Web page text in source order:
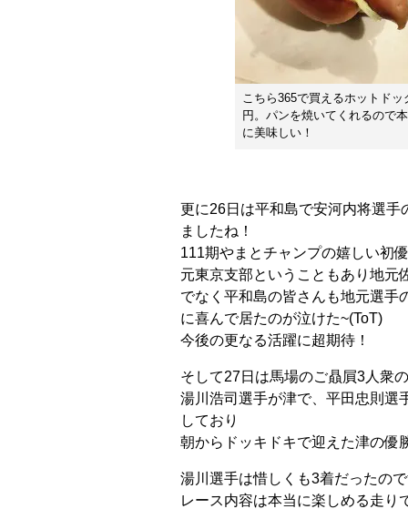
こちら365で買えるホットドッ
円。パンを焼いてくれるので
に美味しい！
更に26日は平和島で安河内将選手
ましたね！
111期やまとチャンプの嬉しい初
元東京支部ということもあり地元
でなく平和島の皆さんも地元選手
に喜んで居たのが泣けた~(ToT)
今後の更なる活躍に超期待！
そして27日は馬場のご贔屓3人衆
湯川浩司選手が津で、平田忠則選
しており
朝からドッキドキで迎えた津の優
湯川選手は惜しくも3着だったの
レース内容は本当に楽しめる走り